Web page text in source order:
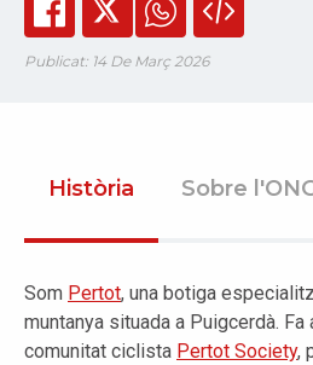
Publicat: 14 De Març 2026
Història Sobre
Som Pertot, una botiga
muntanya situada a Puigcerdà. Fa
comunitat ciclista Pertot Society,